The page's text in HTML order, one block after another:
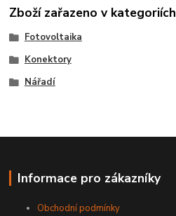
Zboží zařazeno v kategoriích
Fotovoltaika
Konektory
Nářadí
Informace pro zákazníky
Obchodní podmínky